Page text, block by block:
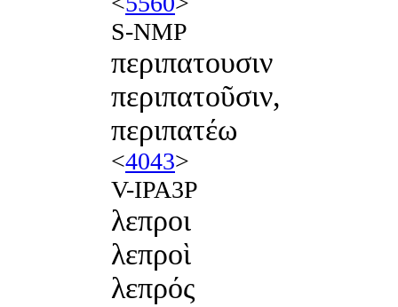
S-NMP
περιπατουσιν
περιπατοῦσιν,
περιπατέω
<4043>
V-IPA3P
λεπροι
λεπροὶ
λεπρός